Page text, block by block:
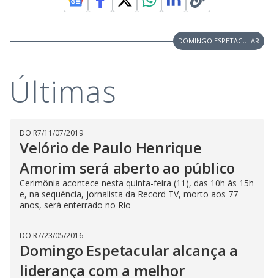
y
i
d
e
o
s
DOMINGO ESPETACULAR
Últimas
DO R7/11/07/2019
Velório de Paulo Henrique
Amorim será aberto ao público
Cerimônia acontece nesta quinta-feira (11), das 10h às 15h
e, na sequência, jornalista da Record TV, morto aos 77
anos, será enterrado no Rio
DO R7/23/05/2016
Domingo Espetacular alcança a
liderança com a melhor